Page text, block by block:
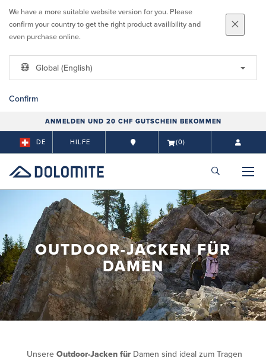
We have a more suitable website version for you. Please
confirm your country to get the right product availibility and
even purchase online.
Global (English)
Confirm
ANMELDEN UND 20 CHF GUTSCHEIN BEKOMMEN
DE HILFE (0)
OUTDOOR-JACKEN FÜR
DAMEN
Unsere Outdoor-Jacken für Damen sind ideal zum Tragen